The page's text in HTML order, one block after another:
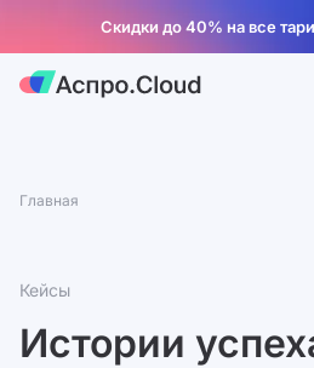
Скидки до 40% на все
Главная
Кейсы
Истории